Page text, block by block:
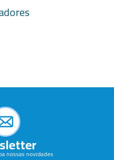
nossas novidades